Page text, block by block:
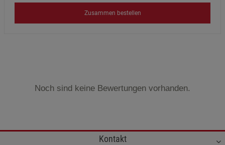
Zusammen bestellen
Noch sind keine Bewertungen vorhanden.
Kontakt